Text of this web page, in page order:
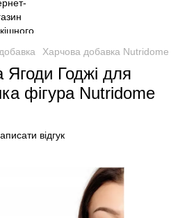
Харчова добавка Nutridome
Годжі для
фігура Nutridome
відгук